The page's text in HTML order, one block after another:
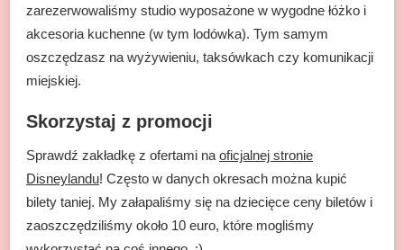
zarezerwowaliśmy studio wyposażone w wygodne łóżko i
akcesoria kuchenne (w tym lodówka). Tym samym
oszczędzasz na wyżywieniu, taksówkach czy komunikacji
miejskiej.
Skorzystaj z promocji
Sprawdź zakładkę z ofertami na oficjalnej stronie
Disneylandu! Często w danych okresach można kupić
bilety taniej. My załapaliśmy się na dziecięce ceny biletów i
zaoszczędziliśmy około 10 euro, które mogliśmy